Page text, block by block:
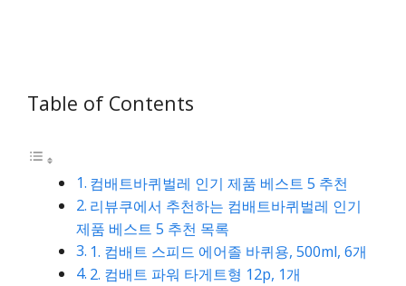
Table of Contents
컴배트바퀴벌레 인기 제품 베스트 5 추천
리뷰쿠에서 추천하는 컴배트바퀴벌레 인기
제품 베스트 5 추천 목록
1. 컴배트 스피드 에어졸 바퀴용, 500ml, 6개
2. 컴배트 파워 타게트형 12p, 1개